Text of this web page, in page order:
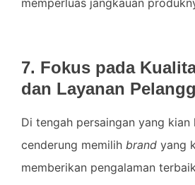
memperluas jangkauan
7. Fokus pada
dan Layanan
Di tengah persaingan yang
cenderung memilih brand yang
memberikan pengalaman